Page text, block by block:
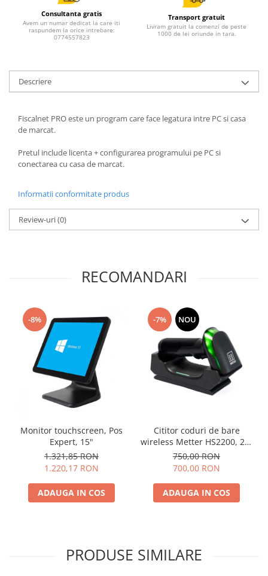
Calculator desktop
Monitor touchscreen
Accesorii IT
POS - incasare cu cardul
Birotica
Marker
Hartie copiator
Pixuri
Role hartie termica
Etichete marcator pret
Solutii magazine Retail-HoReCa
Cosuri si carucioare
Refurbished
Programe de vanzare / gestiune si
servicii
Pentru HoReCa
Pentru magazine
Consultanta gratis
Avem un numar dedicat la care iti
raspundem la orice intrebare:
0774557823
Transport gratuit
Livram gratuit la comenzi de peste
1000 de lei oriunde in tara.
Descriere
Fiscalnet PRO este un program care face legatura intre PC si casa
de marcat.
Pretul include licenta + configurarea programului pe PC si
conectarea cu casa de marcat.
Informatii conformitate produs
Review-uri(0)
RECOMANDARI
-8%
Monitor touchscreen, Pos
Expert, 15"
1.321,85 RON
1.220,17 RON
ADAUGA IN COS
-7% NOU
Cititor coduri de bare
wireless Metter HS2200, 2D,
USB, Bluetooth, negru
750,00 RON
700,00 RON
ADAUGA IN COS
PRODUSE SIMILARE